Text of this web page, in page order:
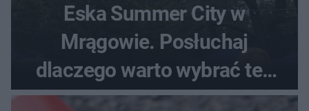
Eska Summer City w
Mrągowie. Posłuchaj
dlaczego warto wybrać ten
kierunek na urlop!